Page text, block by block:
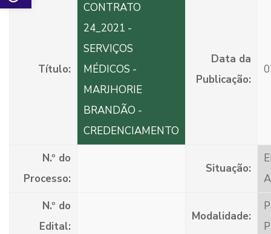
Título:
CONTRATO
24_2021 -
SERVIÇOS
MÉDICOS -
MARJHORIE
BRANDÃO -
CREDENCIAMENTO
Data da
Publicação:
N.º do
Processo:
Situação:
N.º do
Edital:
Modalidade: